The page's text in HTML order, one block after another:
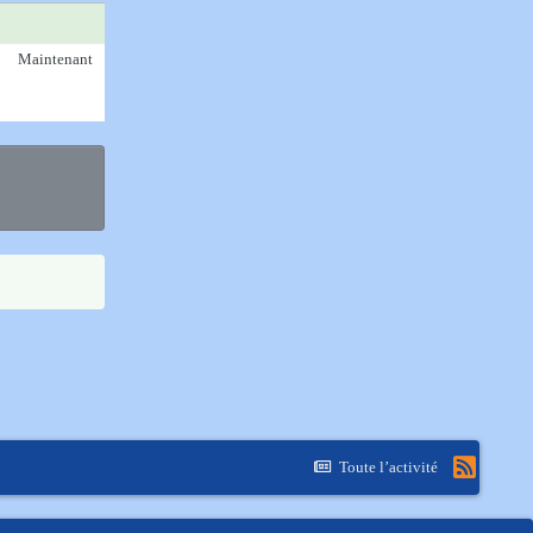
Maintenant
Toute l’activité